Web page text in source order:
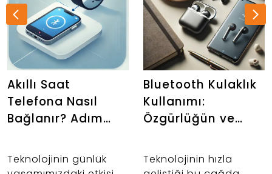
Akıllı Saat
Telefona Nasıl
Bağlanır? Adım
Teknolojinin günlük
Bluetooth Kulaklık
Kullanımı:
Özgürlüğün ve
Teknolojinin hızla